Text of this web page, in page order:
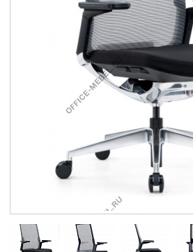
Заказать обратный звонок